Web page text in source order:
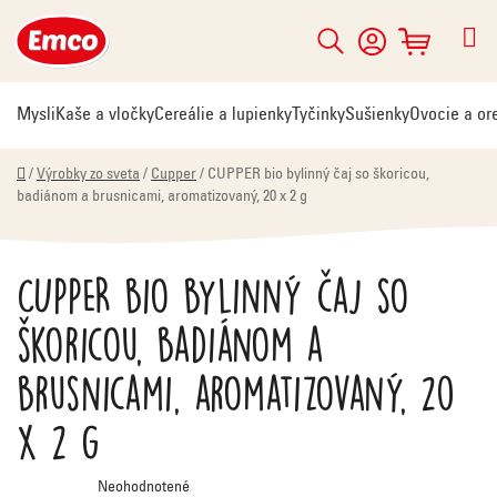
na
obsah
Hľadať
NÁKUPNÝ
KOŠÍK
MysliKaše a vločkyCereálie a lupienky TyčinkySušienkyOvocie a
Domov
/ Výrobky zo sveta / Cupper / CUPPER bio bylinný čaj so škoricou,
badiánom a brusnicami, aromatizovaný, 20 x 2 g
CUPPER bio bylinný čaj so
škoricou, badiánom a
brusnicami, aromatizovaný, 20
x 2 g
Priemerné
hodnotenie
Neohodnotené